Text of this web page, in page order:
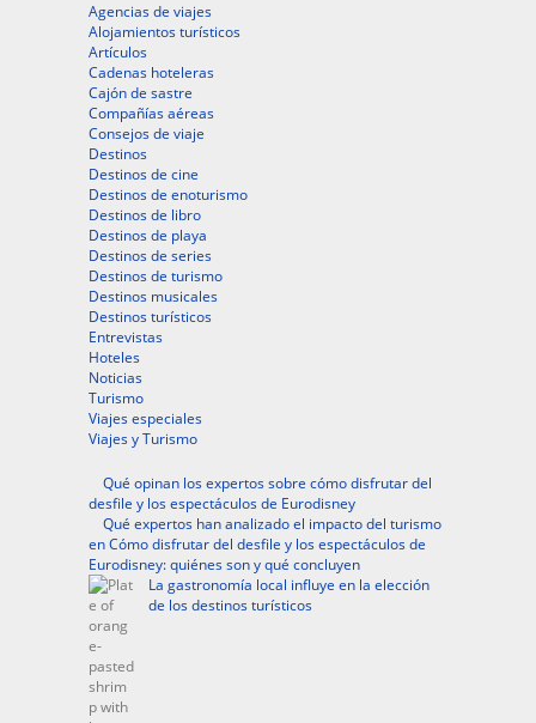
Agencias de viajes
Alojamientos turísticos
Artículos
Cadenas hoteleras
Cajón de sastre
Compañías aéreas
Consejos de viaje
Destinos
Destinos de cine
Destinos de enoturismo
Destinos de libro
Destinos de playa
Destinos de series
Destinos de turismo
Destinos musicales
Destinos turísticos
Entrevistas
Hoteles
Noticias
Turismo
Viajes especiales
Viajes y Turismo
Qué opinan los expertos sobre cómo disfrutar del
desfile y los espectáculos de Eurodisney
Qué expertos han analizado el impacto del turismo
en Cómo disfrutar del desfile y los espectáculos de
Eurodisney: quiénes son y qué concluyen
La gastronomía local influye en la elección
de los destinos turísticos